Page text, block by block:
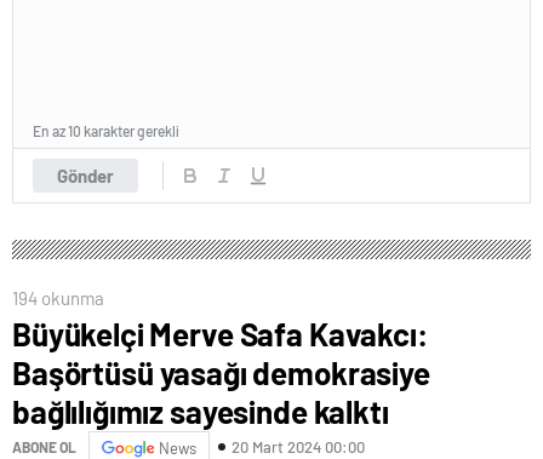
Gönder
En az 10 karakter gerekli
194 okunma
Büyükelçi Merve Safa Kavakcı:
Başörtüsü yasağı demokrasiye
bağlılığımız sayesinde kalktı
ABONE OL News 20 Mart 2024 00:00